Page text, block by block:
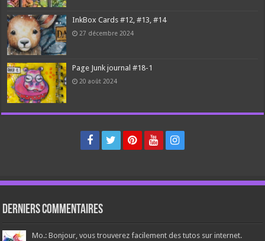
InkBox Cards #12, #13, #14
27 décembre 2024
Page Junk journal #18-1
20 août 2024
Derniers Commentaires
Mo.: Bonjour, vous trouverez facilement des tutos sur internet.